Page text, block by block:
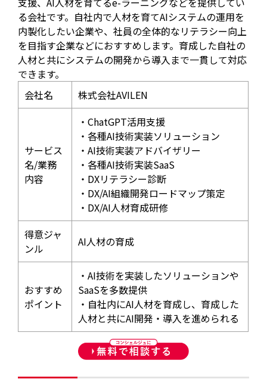
る会社です。自社内で人材を育てAIシステムの運用を
内製化したい企業や、社員の全体的なリテラシー向上
を目指す企業などにおすすめします。育成した自社の
人材と共にシステムの開発から導入まで一貫して対応
できます。
会社名
株式会社AVILEN
サービス
名/業務
内容
・ChatGPT活用支援
・各種AI技術実装ソリューション
・AI技術実装アドバイザリー
・各種AI技術実装SaaS
・DXリテラシー診断
・DX/AI組織開発ロードマップ策定
・DX/AI人材育成研修
得意ジャ
ンル
AI人材の育成
おすすめ
ポイント
・AI技術を実装したソリューションや
SaaSを多数提供
・自社内にAI人材を育成し、育成した
人材と共にAI開発・導入を進められる